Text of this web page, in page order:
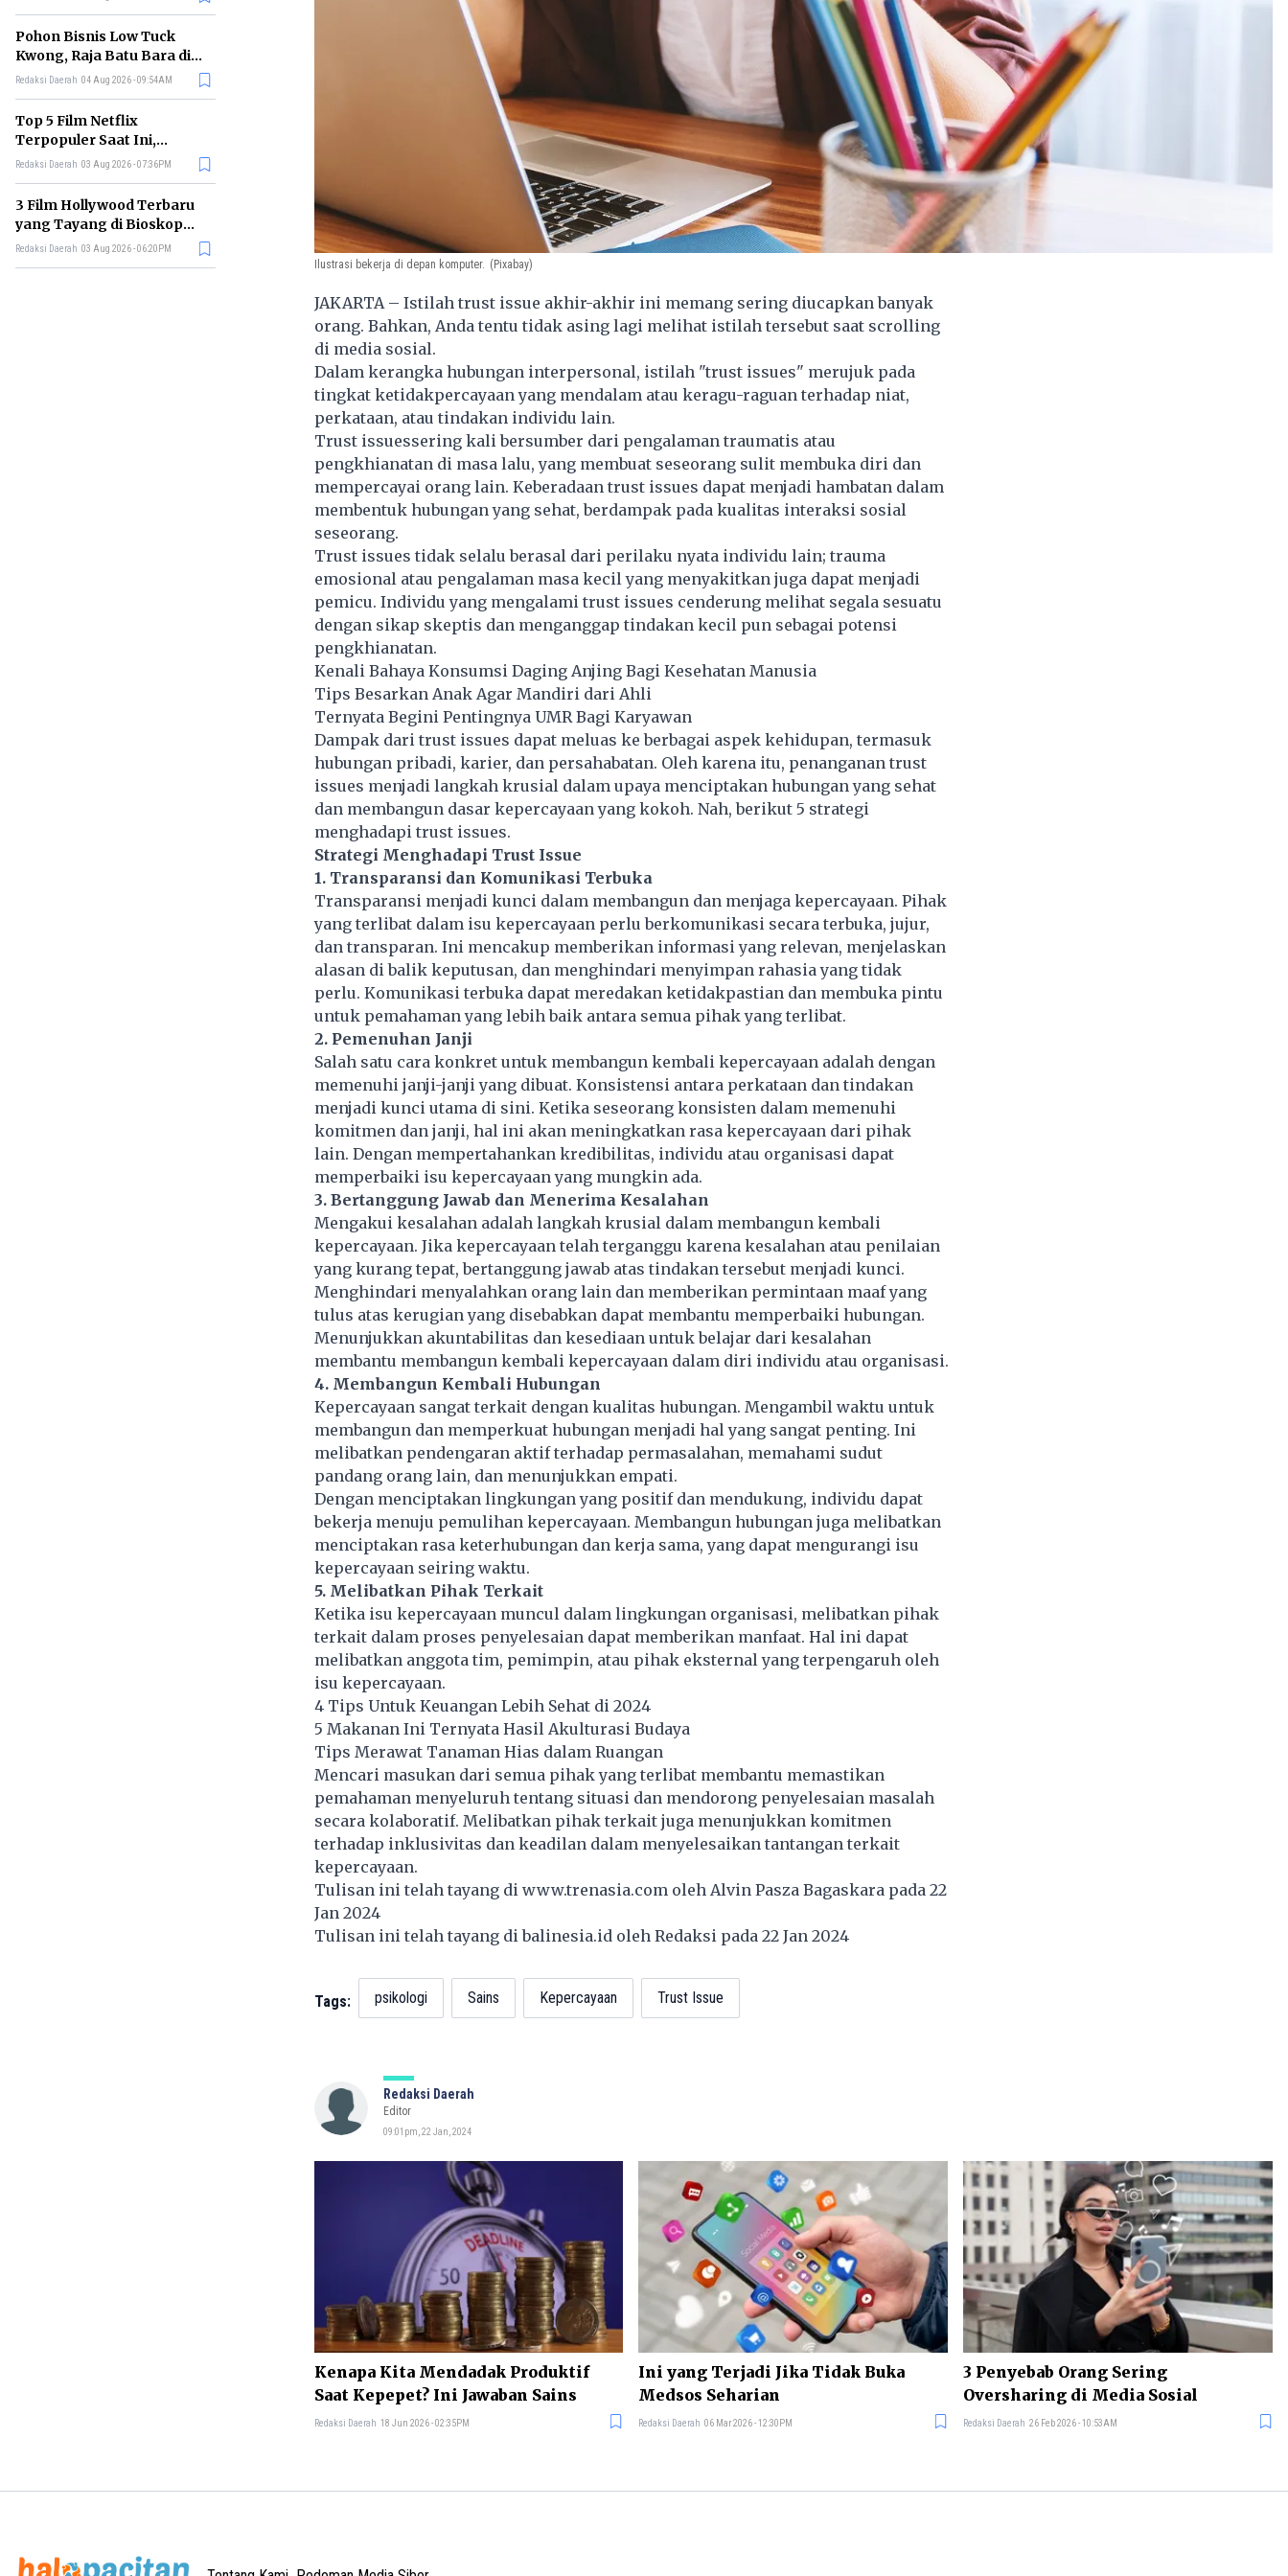
Pohon Bisnis Low Tuck
Kwong, Raja Batu Bara di
Balik Kesuksesan BYAN
Redaksi Daerah 04 Aug 2026 - 09:54AM
Top 5 Film Netflix
Terpopuler Saat Ini,
Dijamin Bikin Betah
Redaksi Daerah 03 Aug 2026 - 07:36PM
3 Film Hollywood Terbaru
yang Tayang di Bioskop
Agustus 2026, Wajib
Redaksi Daerah 03 Aug 2026 - 06:20PM
Ilustrasi bekerja di depan komputer. (Pixabay)
JAKARTA – Istilah trust issue akhir-akhir ini memang sering diucapkan banyak
orang. Bahkan, Anda tentu tidak asing lagi melihat istilah tersebut saat scrolling
di media sosial.
Dalam kerangka hubungan interpersonal, istilah "trust issues" merujuk pada
tingkat ketidakpercayaan yang mendalam atau keragu-raguan terhadap niat,
perkataan, atau tindakan individu lain.
Trust issuessering kali bersumber dari pengalaman traumatis atau
pengkhianatan di masa lalu, yang membuat seseorang sulit membuka diri dan
mempercayai orang lain. Keberadaan trust issues dapat menjadi hambatan dalam
membentuk hubungan yang sehat, berdampak pada kualitas interaksi sosial
seseorang.
Trust issues tidak selalu berasal dari perilaku nyata individu lain; trauma
emosional atau pengalaman masa kecil yang menyakitkan juga dapat menjadi
pemicu. Individu yang mengalami trust issues cenderung melihat segala sesuatu
dengan sikap skeptis dan menganggap tindakan kecil pun sebagai potensi
pengkhianatan.
Kenali Bahaya Konsumsi Daging Anjing Bagi Kesehatan Manusia
Tips Besarkan Anak Agar Mandiri dari Ahli
Ternyata Begini Pentingnya UMR Bagi Karyawan
Dampak dari trust issues dapat meluas ke berbagai aspek kehidupan, termasuk
hubungan pribadi, karier, dan persahabatan. Oleh karena itu, penanganan trust
issues menjadi langkah krusial dalam upaya menciptakan hubungan yang sehat
dan membangun dasar kepercayaan yang kokoh. Nah, berikut 5 strategi
menghadapi trust issues.
Strategi Menghadapi Trust Issue
1. Transparansi dan Komunikasi Terbuka
Transparansi menjadi kunci dalam membangun dan menjaga kepercayaan. Pihak
yang terlibat dalam isu kepercayaan perlu berkomunikasi secara terbuka, jujur,
dan transparan. Ini mencakup memberikan informasi yang relevan, menjelaskan
alasan di balik keputusan, dan menghindari menyimpan rahasia yang tidak
perlu. Komunikasi terbuka dapat meredakan ketidakpastian dan membuka pintu
untuk pemahaman yang lebih baik antara semua pihak yang terlibat.
2. Pemenuhan Janji
Salah satu cara konkret untuk membangun kembali kepercayaan adalah dengan
memenuhi janji-janji yang dibuat. Konsistensi antara perkataan dan tindakan
menjadi kunci utama di sini. Ketika seseorang konsisten dalam memenuhi
komitmen dan janji, hal ini akan meningkatkan rasa kepercayaan dari pihak
lain. Dengan mempertahankan kredibilitas, individu atau organisasi dapat
memperbaiki isu kepercayaan yang mungkin ada.
3. Bertanggung Jawab dan Menerima Kesalahan
Mengakui kesalahan adalah langkah krusial dalam membangun kembali
kepercayaan. Jika kepercayaan telah terganggu karena kesalahan atau penilaian
yang kurang tepat, bertanggung jawab atas tindakan tersebut menjadi kunci.
Menghindari menyalahkan orang lain dan memberikan permintaan maaf yang
tulus atas kerugian yang disebabkan dapat membantu memperbaiki hubungan.
Menunjukkan akuntabilitas dan kesediaan untuk belajar dari kesalahan
membantu membangun kembali kepercayaan dalam diri individu atau organisasi.
4. Membangun Kembali Hubungan
Kepercayaan sangat terkait dengan kualitas hubungan. Mengambil waktu untuk
membangun dan memperkuat hubungan menjadi hal yang sangat penting. Ini
melibatkan pendengaran aktif terhadap permasalahan, memahami sudut
pandang orang lain, dan menunjukkan empati.
Dengan menciptakan lingkungan yang positif dan mendukung, individu dapat
bekerja menuju pemulihan kepercayaan. Membangun hubungan juga melibatkan
menciptakan rasa keterhubungan dan kerja sama, yang dapat mengurangi isu
kepercayaan seiring waktu.
5. Melibatkan Pihak Terkait
Ketika isu kepercayaan muncul dalam lingkungan organisasi, melibatkan pihak
terkait dalam proses penyelesaian dapat memberikan manfaat. Hal ini dapat
melibatkan anggota tim, pemimpin, atau pihak eksternal yang terpengaruh oleh
isu kepercayaan.
4 Tips Untuk Keuangan Lebih Sehat di 2024
5 Makanan Ini Ternyata Hasil Akulturasi Budaya
Tips Merawat Tanaman Hias dalam Ruangan
Mencari masukan dari semua pihak yang terlibat membantu memastikan
pemahaman menyeluruh tentang situasi dan mendorong penyelesaian masalah
secara kolaboratif. Melibatkan pihak terkait juga menunjukkan komitmen
terhadap inklusivitas dan keadilan dalam menyelesaikan tantangan terkait
kepercayaan.
Tulisan ini telah tayang di www.trenasia.com oleh Alvin Pasza Bagaskara pada 22
Jan 2024
Tulisan ini telah tayang dibalinesia.id oleh Redaksi pada 22 Jan 2024
Tags: psikologi Sains Kepercayaan Trust Issue
Redaksi Daerah
Editor
09:01pm, 22 Jan, 2024
Kenapa Kita Mendadak Produktif
Saat Kepepet? Ini Jawaban Sains
Redaksi Daerah 18 Jun 2026 - 02:35PM
Ini yang Terjadi Jika Tidak Buka
Medsos Seharian
Redaksi Daerah 06 Mar 2026 - 12:30PM
3 Penyebab Orang Sering
Oversharing di Media Sosial
Redaksi Daerah 26 Feb 2026 - 10:53AM